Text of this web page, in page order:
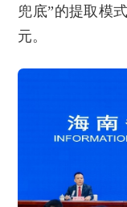
兜底”的提取模
元。